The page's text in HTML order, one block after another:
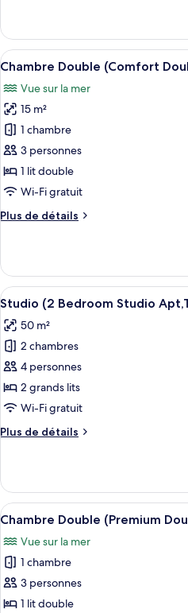
lits
jumeaux
(Superior
Double
Room
-
Soba
3)
le
type
de
Chambre
avec
lits
jumeaux
(Superior
Double
Room
-
3)
Afficher
toutes
les
photos
pour
ce
type
de
chambre :
Chambre
Double
Room
-
Soba
4)
7
Chambre Double (Comfort
Vue sur la mer
15 m²
1 chambre
3 personnes
1 lit double
Wi-Fi gratuit
Plus de détails
Plus
le
type
de
chambre
Chambre
Double
(Comfort
Double
Room
Soba
4)
Afficher
toutes
les
photos
pour
ce
type
chambre :
Bedroom
Studio
8
Studio (2 Bedroom Studio
50 m²
2 chambres
4 personnes
2 grands lits
Wi-Fi gratuit
Plus de détails
Plus
le
type
de
Studio
(2
Bedroom
Studio
Apt,Terrace)
Afficher
toutes
les
photos
pour
ce
6
Chambre Double (Premium
Vue sur la mer
1 chambre
3 personnes
1 lit double